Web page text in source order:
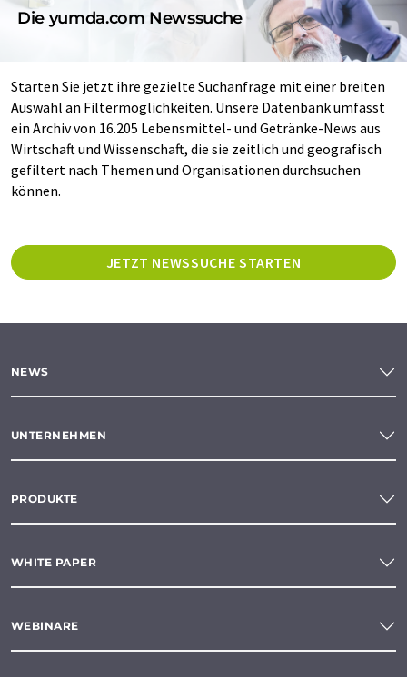
Die yumda.com Newssuche
Starten Sie jetzt ihre gezielte Suchanfrage mit einer breiten
Auswahl an Filtermöglichkeiten. Unsere Datenbank umfasst
ein Archiv von 16.205 Lebensmittel- und Getränke-News aus
Wirtschaft und Wissenschaft, die sie zeitlich und geografisch
gefiltert nach Themen und Organisationen durchsuchen
können.
JETZT NEWSSUCHE STARTEN
NEWS
UNTERNEHMEN
PRODUKTE
WHITE PAPER
WEBINARE